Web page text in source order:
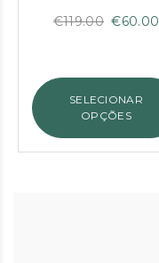
€119.00 O
€119.00.
€60.00
SELECIONAR
OPÇÕES